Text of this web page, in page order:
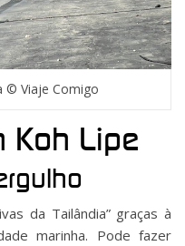
© Viaje Comigo
Koh Lipe
da Tailândia” graças à
marinha. Pode fazer